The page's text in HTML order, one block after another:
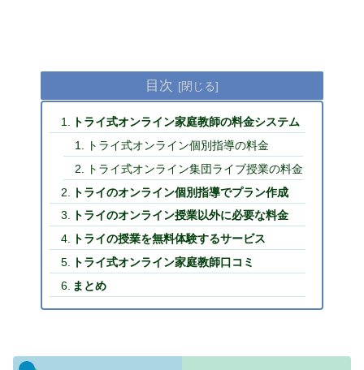
目次
トライ式オンライン家庭教師の料金システム
トライ式オンライン個別指導の料金
トライ式オンライン集団ライブ授業の料金
トライのオンライン個別指導でプラン作成
トライのオンライン授業以外に必要な料金
トライの授業を無料体験するサービス
トライ式オンライン家庭教師口コミ
まとめ